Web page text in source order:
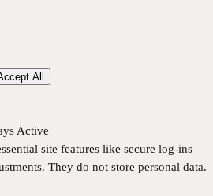
All
Active
site features like secure log-ins
They do not store personal data.